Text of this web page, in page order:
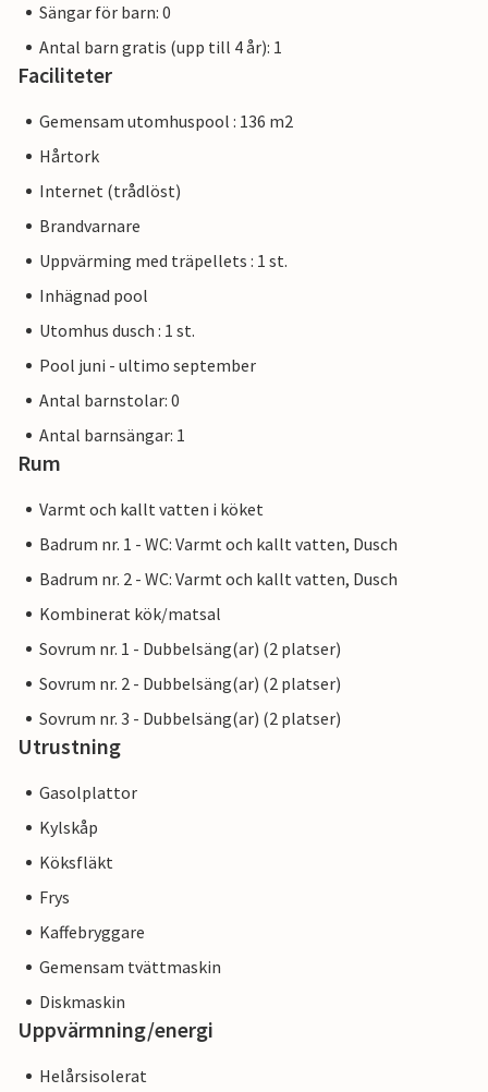
Sängar för barn: 0
Antal barn gratis (upp till 4 år): 1
Faciliteter
Gemensam utomhuspool : 136 m2
Hårtork
Internet (trådlöst)
Brandvarnare
Uppvärming med träpellets : 1 st.
Inhägnad pool
Utomhus dusch : 1 st.
Pool juni - ultimo september
Antal barnstolar: 0
Antal barnsängar: 1
Rum
Varmt och kallt vatten i köket
Badrum nr. 1 - WC: Varmt och kallt vatten, Dusch
Badrum nr. 2 - WC: Varmt och kallt vatten, Dusch
Kombinerat kök/matsal
Sovrum nr. 1 - Dubbelsäng(ar) (2 platser)
Sovrum nr. 2 - Dubbelsäng(ar) (2 platser)
Sovrum nr. 3 - Dubbelsäng(ar) (2 platser)
Utrustning
Gasolplattor
Kylskåp
Köksfläkt
Frys
Kaffebryggare
Gemensam tvättmaskin
Diskmaskin
Uppvärmning/energi
Helårsisolerat